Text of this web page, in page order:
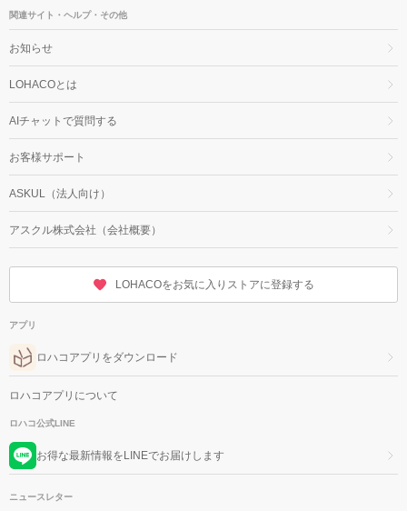
関連サイト・ヘルプ・その他
お知らせ
LOHACOとは
AIチャットで質問する
お客様サポート
ASKUL（法人向け）
アスクル株式会社（会社概要）
LOHACOをお気に入りストアに登録する
アプリ
ロハコアプリをダウンロード
ロハコアプリについて
ロハコ公式LINE
お得な最新情報をLINEでお届けします
ニュースレター